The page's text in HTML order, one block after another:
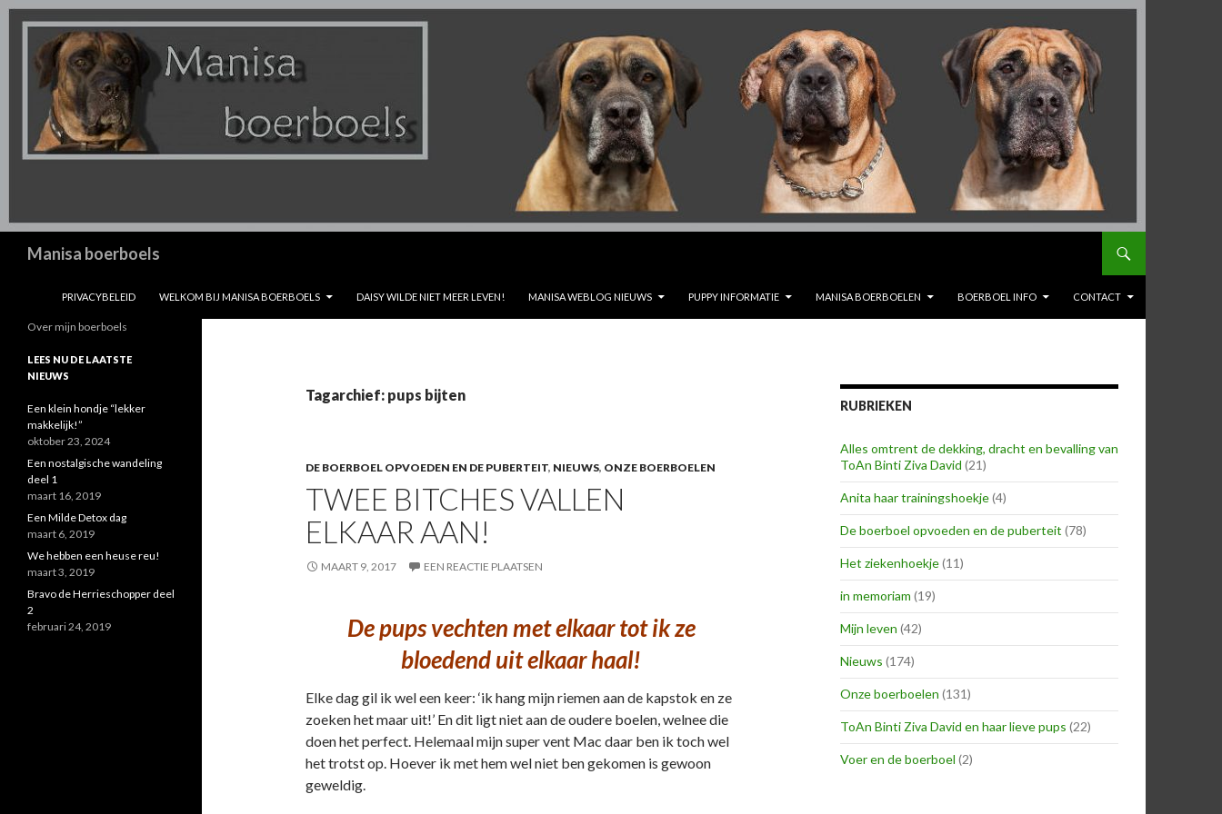
Manisa boerboels
PRIVACYBELEID
WELKOM BIJ MANISA BOERBOELS DAISY WILDE NIET MEER LEVEN! MANISA WEBLOG NIEUWS PUPPY INFORMATIE MANISA BOERBOELEN BOERBOEL INFO CONTACT
Tagarchief: pups bijten
DE BOERBOEL OPVOEDEN EN DE PUBERTEIT, NIEUWS, ONZE BOERBOELEN
TWEE BITCHES VALLEN
ELKAAR AAN!
MAART 9, 2017 EEN REACTIE PLAATSEN
De pups vechten met elkaar tot ik ze
bloedend uit elkaar haal!
Elke dag gil ik wel een keer: ‘ik hang mijn riemen aan de kapstok en ze
zoeken het maar uit!’ En dit ligt niet aan de oudere boelen, welnee die
doen het perfect. Helemaal mijn super vent Mac daar ben ik toch wel
het trotst op. Hoever ik met hem wel niet ben gekomen is gewoon
geweldig.
RUBRIEKEN
Alles omtrent de dekking, dracht en bevalling van
ToAn Binti Ziva David (21)
Anita haar trainingshoekje(4)
De boerboel opvoeden en de puberteit (78)
Het ziekenhoekje(11)
in memoriam (19)
Mijn leven (42)
Nieuws (174)
Onze boerboelen (131)
ToAn Binti Ziva David en haar lieve pups (22)
Voer en de boerboel (2)
Over mijn boerboels
LEES NU DE LAATSTE
NIEUWS
Een klein hondje “lekker
makkelijk!”
oktober 23, 2024
Een nostalgische wandeling
deel 1
maart 16, 2019
Een Milde Detox dag
maart 6, 2019
We hebben een heuse reu!
maart 3, 2019
Bravo de Herrieschopper deel
2
februari 24, 2019